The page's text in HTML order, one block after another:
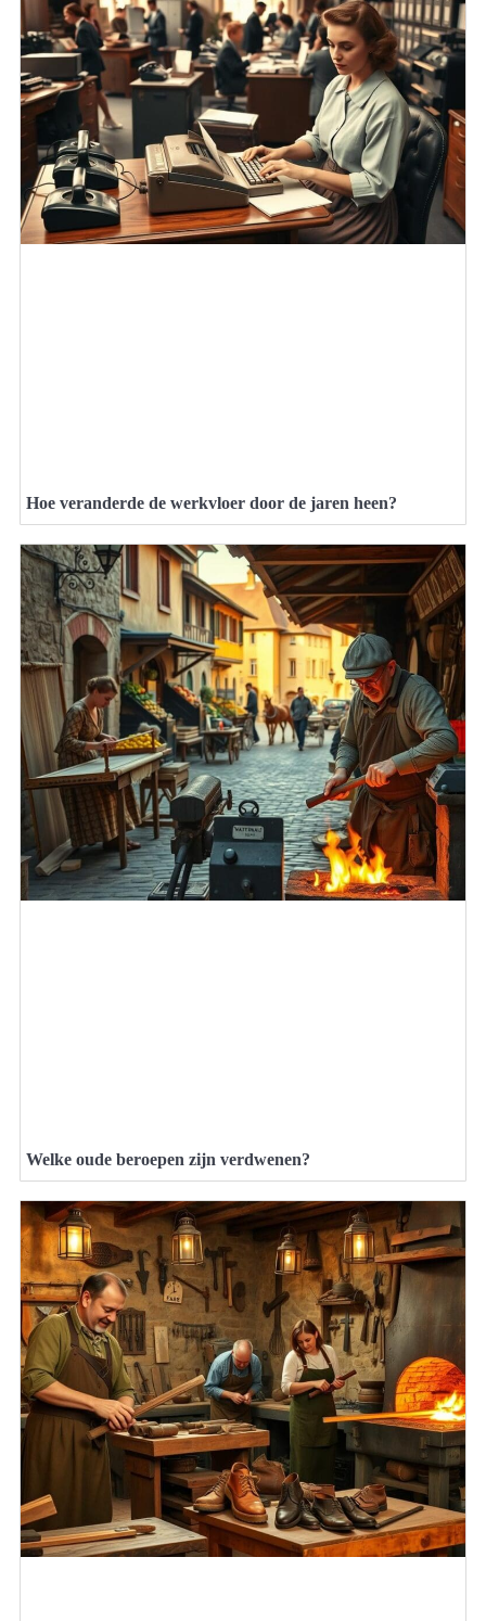
Hoe veranderde de werkvloer door de jaren heen?
Welke oude beroepen zijn verdwenen?